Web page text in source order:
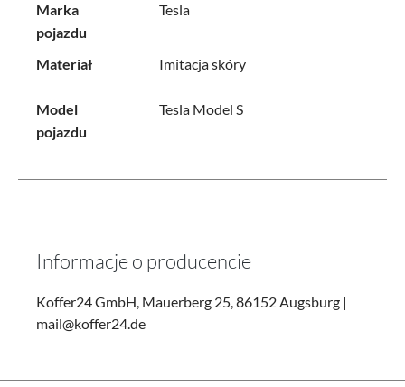
Marka
pojazdu
Tesla
Materiał Imitacja skóry
Model
pojazdu
Tesla Model S
Informacje o producencie
Koffer24 GmbH, Mauerberg 25, 86152 Augsburg |
mail@koffer24.de